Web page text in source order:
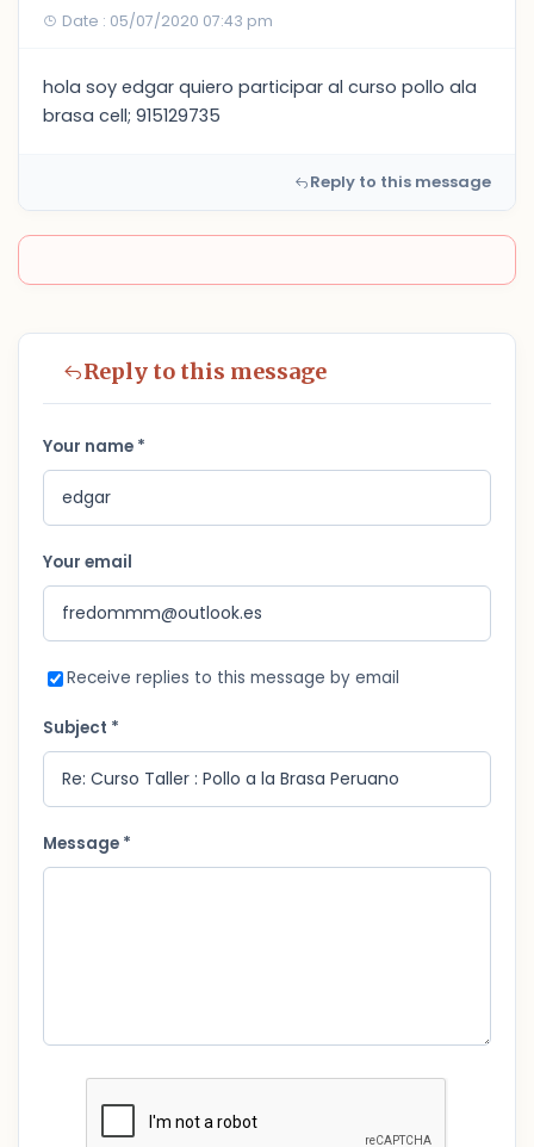
Date : 05/07/2020 07:43 pm
hola soy edgar quiero participar al curso pollo ala
brasa cell; 915129735
Reply to this message
Reply to this message
Your name *
Your email
Receive replies to this message by email
Subject *
Message *